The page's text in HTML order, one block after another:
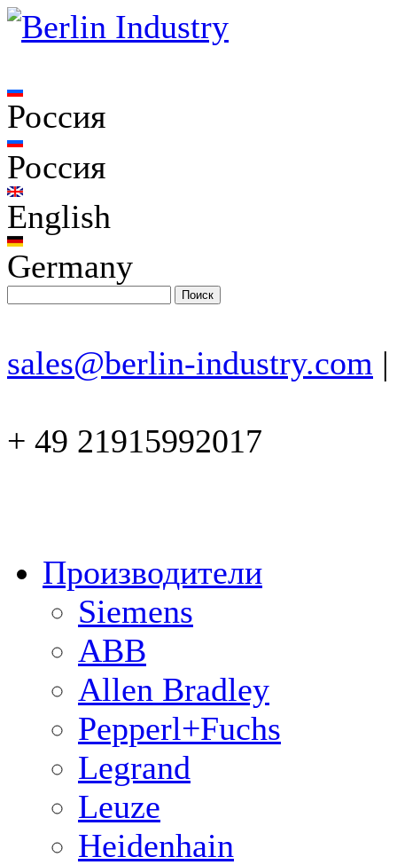
Россия
Россия
English
Germany
sales@berlin-industry.com |
+ 49 21915992017
Производители
Siemens
ABB
Allen Bradley
Pepperl+Fuchs
Legrand
Leuze
Heidenhain